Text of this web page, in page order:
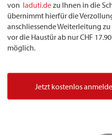
von laduti.dezu Ihnen in die
übernimmt hierfür die
anschliessende Weiterleitung
vor die Haustür ab nur CHF
möglich.
Jetzt kostenlos